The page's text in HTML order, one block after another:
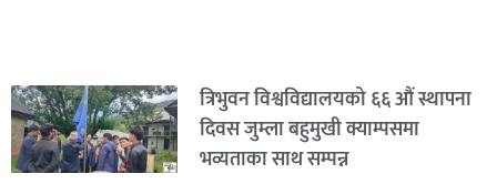
त्रिभुवन विश्वविद्यालयको ६६ औं स्थापना
दिवस जुम्ला बहुमुखी क्याम्पसमा
भव्यताका साथ सम्पन्न